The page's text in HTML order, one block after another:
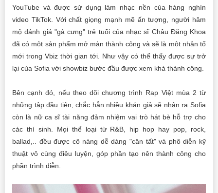
YouTube và được sử dụng làm nhạc nền của hàng nghìn
video TikTok. Với chất giọng mạnh mẽ ấn tượng, người hâm
mộ đánh giá "gà cưng" trẻ tuổi của nhạc sĩ Châu Đăng Khoa
đã có một sản phẩm mở màn thành công và sẽ là một nhân tố
mới trong Vbiz thời gian tới. Như vậy có thể thấy được sự trở
lại của Sofia với showbiz bước đầu được xem khá thành công.
Bên cạnh đó, nếu theo dõi chương trình Rap Việt mùa 2 từ
những tập đầu tiên, chắc hẳn nhiều khán giả sẽ nhận ra Sofia
còn là nữ ca sĩ tài năng đảm nhiệm vai trò hát bè hỗ trợ cho
các thí sinh. Mọi thể loại từ R&B, hip hop hay pop, rock,
ballad,.. đều được cô nàng dễ dàng "cân tất" và phô diễn kỹ
thuật vô cùng điêu luyện, góp phần tạo nên thành công cho
phần trình diễn.